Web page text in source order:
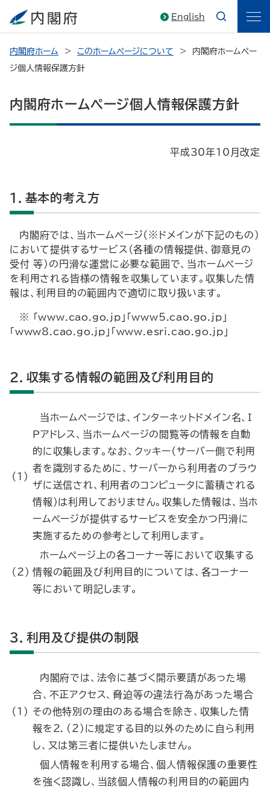
English
内閣府ホーム このホームページについて
内閣府ホームペー
ジ個人情報保護方針
内閣府ホームページ個人情報保護方針
平成30年10月改定
1．基本的考え方
内閣府では、当ホームページ（※ドメインが下記のもの）
において提供するサービス（各種の情報提供、御意見の
受付 等）の円滑な運営に必要な範囲で、当ホームページ
を利用される皆様の情報を収集しています。収集した情
報は、利用目的の範囲内で適切に取り扱います。
※ 「www.cao.go.jp」「www5.cao.go.jp」
「www8.cao.go.jp」「www.esri.cao.go.jp」
2．収集する情報の範囲及び利用目的
（１）
当ホームページでは、インターネットドメイン名、Ｉ
Ｐアドレス、当ホームページの閲覧等の情報を自動
的に収集します。なお、クッキー（サーバー側で利用
者を識別するために、サーバーから利用者のブラウ
ザに送信され、利用者のコンピュータに蓄積される
情報）は利用しておりません。収集した情報は、当ホ
ームページが提供するサービスを安全かつ円滑に
実施するための参考として利用します。
（２）
ホームページ上の各コーナー等において収集する
情報の範囲及び利用目的については、各コーナー
等において明記します。
3．利用及び提供の制限
（１）
内閣府では、法令に基づく開示要請があった場
合、不正アクセス、脅迫等の違法行為があった場合
その他特別の理由のある場合を除き、収集した情
報を2．(２)に規定する目的以外のために自ら利用
し、又は第三者に提供いたしません。
個人情報を利用する場合、個人情報保護の重要性
を強く認識し、当該個人情報の利用目的の範囲内